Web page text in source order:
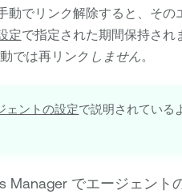
動でリンク解除すると、その
定で指定された期間保持され
では再リンク しません。
ェントの設定で説明されている
Managerでエージェント